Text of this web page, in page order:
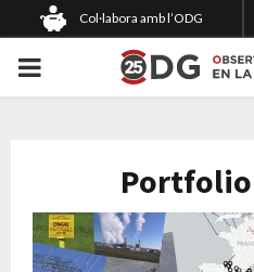
Col·labora amb l’ODG
PRIMARY
Portfolio